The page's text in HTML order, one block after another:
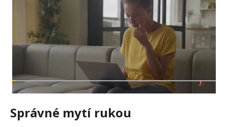
Správné mytí rukou